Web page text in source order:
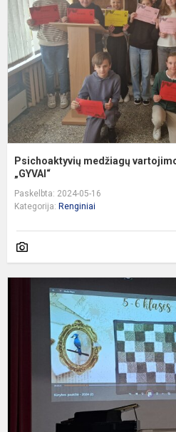
Psichoaktyvių medžiagų
„GYVAI“
Paskelbta: 2024-05-16
Kategorija: Renginiai